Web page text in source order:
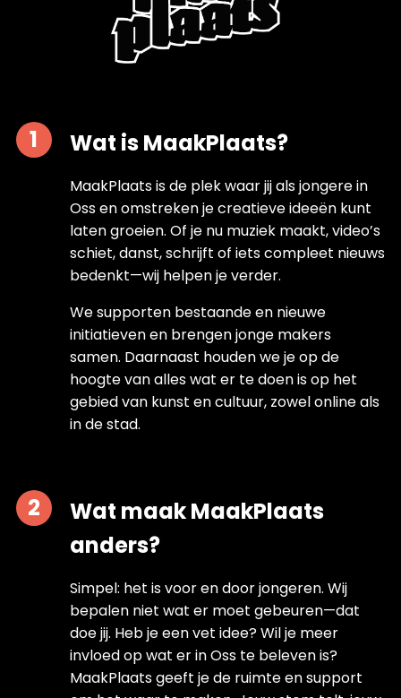
Wat is MaakPlaats?
MaakPlaats is de plek waar jij als jongere in
Oss en omstreken je creatieve ideeën kunt
laten groeien. Of je nu muziek maakt, video’s
schiet, danst, schrijft of iets compleet nieuws
bedenkt—wij helpen je verder.
We supporten bestaande en nieuwe
initiatieven en brengen jonge makers
samen. Daarnaast houden we je op de
hoogte van alles wat er te doen is op het
gebied van kunst en cultuur, zowel online als
in de stad.
Wat maak MaakPlaats
anders?
Simpel: het is voor en door jongeren. Wij
bepalen niet wat er moet gebeuren—dat
doe jij. Heb je een vet idee? Wil je meer
invloed op wat er in Oss te beleven is?
MaakPlaats geeft je de ruimte en support